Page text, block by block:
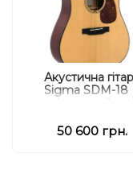
Акустична
Sigma SDM-18
50 600 грн.